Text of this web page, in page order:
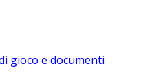
gioco e documenti